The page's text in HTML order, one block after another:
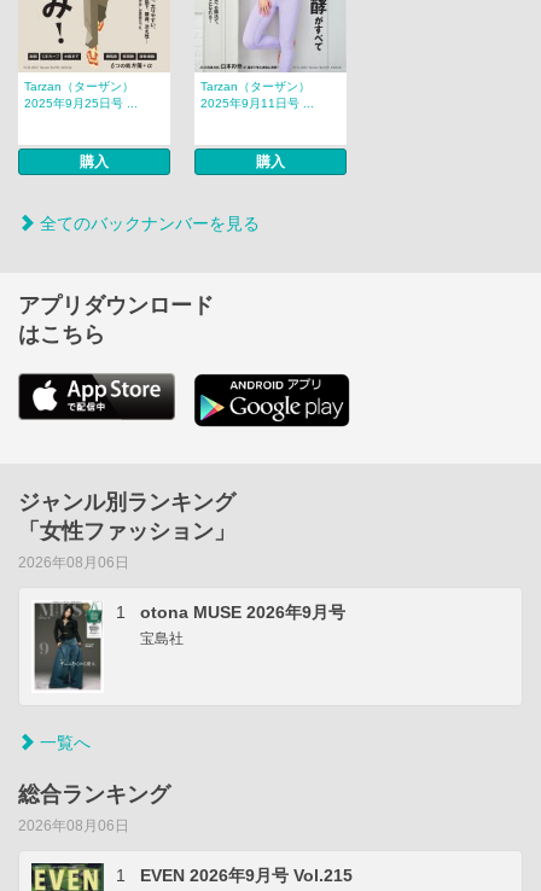
Tarzan（ターザン）
2025年9月25日号 ...
購入
Tarzan（ターザン）
2025年9月11日号 ...
購入
全てのバックナンバーを見る
アプリダウンロード
はこちら
ジャンル別ランキング
「女性ファッション」
2026年08月06日
1 otona MUSE 2026年9月号
宝島社
一覧へ
総合ランキング
2026年08月06日
1 EVEN 2026年9月号 Vol.215